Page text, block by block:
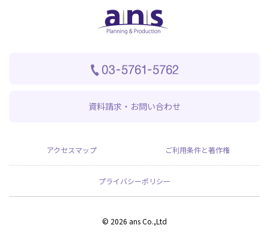
資料請求・お問い合わせ
アクセスマップ ご利用条件と著作権
プライバシーポリシー
© 2026 ans Co.,Ltd